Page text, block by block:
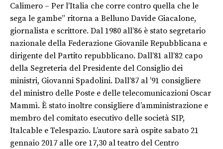
Calimero – Per l’Italia che corre contro quella che le
sega le gambe” ritorna a Belluno Davide Giacalone,
giornalista e scrittore. Dal 1980 all’86 è stato segretario
nazionale della Federazione Giovanile Repubblicana e
dirigente del Partito repubblicano. Dall’81 all’82 capo
della Segreteria del Presidente del Consiglio dei
ministri, Giovanni Spadolini. Dall’87 al ’91 consigliere
del ministro delle Poste e delle telecomunicazioni Oscar
Mammì. È stato inoltre consigliere d’amministrazione e
membro del comitato esecutivo delle società SIP,
Italcable e Telespazio. L’autore sarà ospite sabato 21
gennaio 2017 alle ore 17,30 al teatro del Centro